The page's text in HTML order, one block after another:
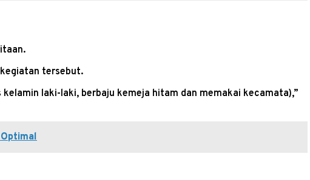
tersebut.
laki-laki, berbaju kemeja hitam dan memakai kecamata),”